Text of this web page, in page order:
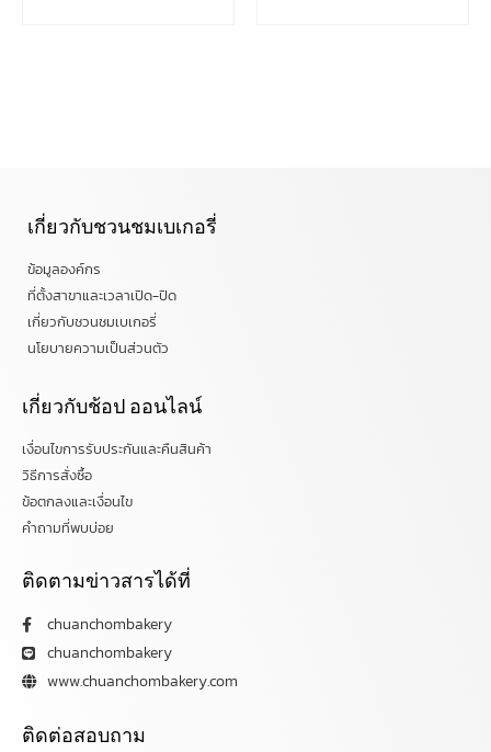
เกี่ยวกับชวนชมเบเกอรี่
ข้อมูลองค์กร
ที่ตั้งสาขาและเวลาเปิด-ปิด
เกี่ยวกับชวนชมเบเกอรี่
นโยบายความเป็นส่วนตัว
เกี่ยวกับช้อป ออนไลน์
เงื่อนไขการรับประกันและคืนสินค้า
วิธีการสั่งซื้อ
ข้อตกลงและเงื่อนไข
คำถามที่พบบ่อย
ติดตามข่าวสารได้ที่
chuanchombakery
chuanchombakery
www.chuanchombakery.com
ติดต่อสอบถาม